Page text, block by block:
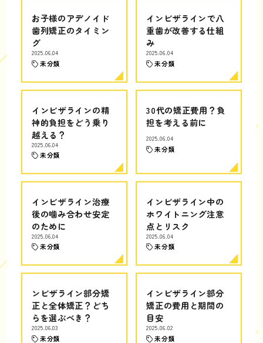
お子様のアデノイド
歯列矯正のタイミン
グ
2025.06.04
未分類
インビザラインで八
重歯が改善する仕組
み
2025.06.04
未分類
インビザラインの精
神的負担をどう乗り
越える？
2025.06.04
未分類
30代の矯正費用？負
担を考える前に
2025.06.04
未分類
インビザライン治療
後の噛み合わせ安定
のために
2025.06.04
未分類
インビザライン中の
ホワイトニング注意
点とリスク
2025.06.04
未分類
ンビザライン部分矯
正と全体矯正？どち
らを選ぶべき？
2025.06.03
未分類
インビザライン部分
矯正の費用と期間の
目安
2025.06.02
未分類